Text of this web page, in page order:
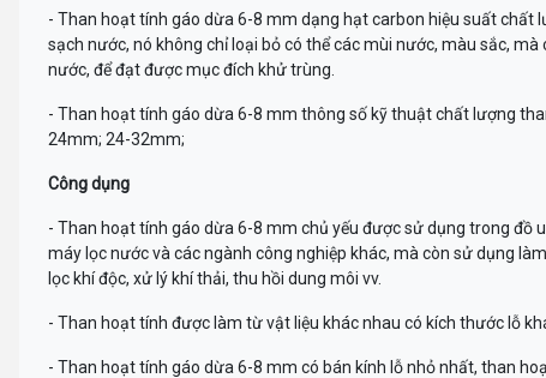
- Than hoạt tính gáo dừa 6-8 mm dạng hạt carbon hiệu suất
sạch nước, nó không chỉ loại bỏ có thể các mùi nước, màu sắc,
nước, để đạt được mục đích khử trùng.
- Than hoạt tính gáo dừa 6-8 mm thông số kỹ thuật chất lượng
24mm; 24-32mm;
Công dụng
- Than hoạt tính gáo dừa 6-8 mm chủ yếu được sử dụng trong đồ
máy lọc nước và các ngành công nghiệp khác, mà còn sử dụng
lọc khí độc, xử lý khí thải, thu hồi dung môi vv.
- Than hoạt tính được làm từ vật liệu khác nhau có kích thước lỗ
- Than hoạt tính gáo dừa 6-8 mm có bán kính lỗ nhỏ nhất, than